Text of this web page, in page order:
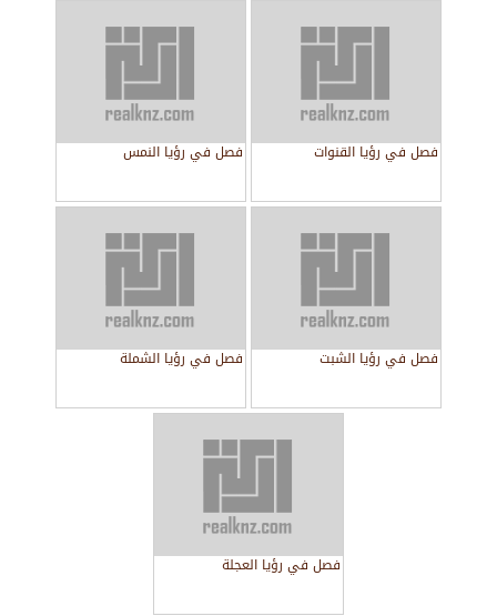
فصل في رؤيا القنوات فصل في رؤيا النمس
فصل في رؤيا الشبت فصل في رؤيا الشملة
فصل في رؤيا العجلة